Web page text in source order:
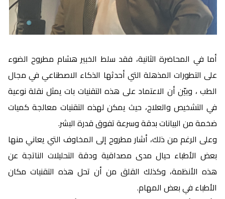
أما في المحاضرة الثانية، فقد سلط الخبير هشام مطروح الضوء
على التطورات المذهلة التي أحدثها الذكاء الاصطناعي في مجال
الطب ، وبيّن أن الاعتماد على هذه التقنيات بات يمثل نقلة نوعية
في التشخيص والعلاج، حيث يمكن لهذه التقنيات معالجة كميات
ضخمة من البيانات بدقة وسرعة تفوق قدرة البشر.
وعلى الرغم من ذلك، أشار مطروح إلى المخاوف التي يعاني منها
بعض الأطباء حيال مدى مصداقية ودقة التحليلات الناتجة عن
هذه الأنظمة، وكذلك القلق من أن تحل هذه التقنيات مكان
الأطباء في بعض المهام.